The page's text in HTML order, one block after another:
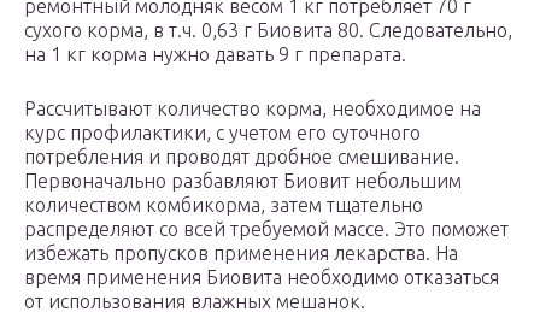
ремонтный молодняк весом 1 кг потребляет 70 г
сухого корма, в т.ч. 0,63 г Биовита 80. Следовательно,
на 1 кг корма нужно давать 9 г препарата.
Рассчитывают количество корма, необходимое на
курс профилактики, с учетом его суточного
потребления и проводят дробное смешивание.
Первоначально разбавляют Биовит небольшим
количеством комбикорма, затем тщательно
распределяют со всей требуемой массе. Это поможет
избежать пропусков применения лекарства. На
время применения Биовита необходимо отказаться
от использования влажных мешанок.